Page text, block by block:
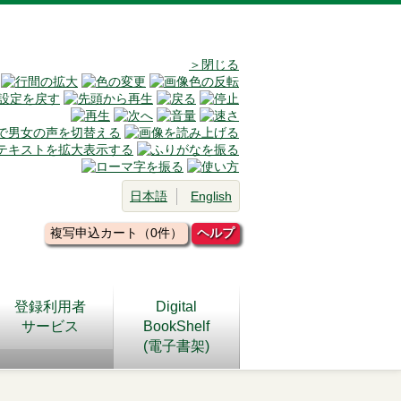
＞閉じる
日本語 English
複写申込カート（0件） ヘルプ
登録利用者
サービス
Digital
BookShelf
(電子書架)